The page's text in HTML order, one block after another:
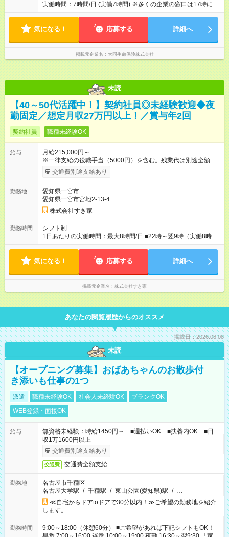
実働時間：7時間/日 (実働7時間) ※多くの企業の窓口は17時に閉
まるため、夜遅くまでの営業はありません。定時に退社する社
施。勤務時間は10：00～17：00（休憩1時間）。資格獲得のた
気になる！ 応募する 詳細へ
掲載元企業名 大同生命保険株式会社
未読
【40～50代活躍中！】契約社員◎未経験歓迎◆夜
勤固定／想定月収27万円以上！／賞与年2回
契約社員 職種未経験OK
給与
月給215,000円～
※一律支給の役職手当（5000円）を含む。残業代は別途全額支
給。 ※深夜勤務手当は、残業時間等により変動します。 ※想定
月収27万円以上 ※最大4回昇給のチャンスあり ※賞与年2回支給
交通費別途支給あり
勤務地
愛知県一宮市
愛知県一宮市宮地2-13-4
株式会社すき家
勤務時間
シフト制
1日あたりの実働時間：最大8時間/日 ■22時～翌9時（実働8時
間） ※上記はあくまでも一例です。店舗により、時間が前後す
のシフトを組んでいます。 ★各店舗のサポートのために本社に
気になる！ 応募する 詳細へ
掲載元企業名 株式会社すき家
あなたの閲覧履歴からのオススメ
掲載日：2026.08.08
未読
【オープニング募集】おばあちゃんのお散歩付
き添いも仕事の1つ
派遣 職種未経験OK 社会人未経験OK
ブランクOK
WEB登録・面接OK
給与
無資格未経験：時給1450円～ ■週払いOK ■扶養内OK ■日
収1万1600円以上
交通費別途支給あり
交通費 交通費全額支給
勤務地
名古屋市千種区
名古屋大学駅 / 千種駅 / 東山公園(愛知県)駅 / …
≪自宅からドアtoドアで30分以内！≫ご希望の勤務地を紹介
します。
勤務時間
9:00～18:00（休憩60分） ■ご希望があれば下記シフトもOK！